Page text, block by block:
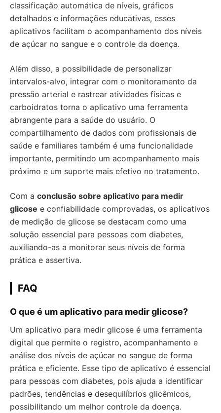
classificação automática de níveis, gráficos
detalhados e informações educativas, esses
aplicativos facilitam o acompanhamento dos níveis
de açúcar no sangue e o controle da doença.
Além disso, a possibilidade de personalizar
intervalos-alvo, integrar com o monitoramento da
pressão arterial e rastrear atividades físicas e
carboidratos torna o aplicativo uma ferramenta
abrangente para a saúde do usuário. O
compartilhamento de dados com profissionais de
saúde e familiares também é uma funcionalidade
importante, permitindo um acompanhamento mais
próximo e um suporte mais efetivo no tratamento.
Com a conclusão sobre aplicativo para medir
glicose e confiabilidade comprovadas, os aplicativos
de medição de glicose se destacam como uma
solução essencial para pessoas com diabetes,
auxiliando-as a monitorar seus níveis de forma
prática e assertiva.
FAQ
O que é um aplicativo para medir glicose?
Um aplicativo para medir glicose é uma ferramenta
digital que permite o registro, acompanhamento e
análise dos níveis de açúcar no sangue de forma
prática e eficiente. Esse tipo de aplicativo é essencial
para pessoas com diabetes, pois ajuda a identificar
padrões, tendências e desequilíbrios glicêmicos,
possibilitando um melhor controle da doença.